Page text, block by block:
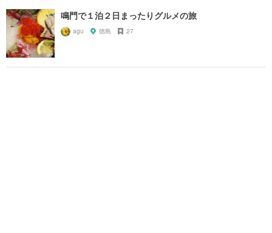
鳴門で１泊２日まったりグルメの旅
agu 徳島 27